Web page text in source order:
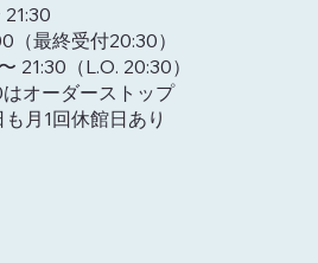
花火大会 観覧プラン
最終受付20:30）
21:30（L.O. 20:30）
オーダーストップ​
月1回休館日あり